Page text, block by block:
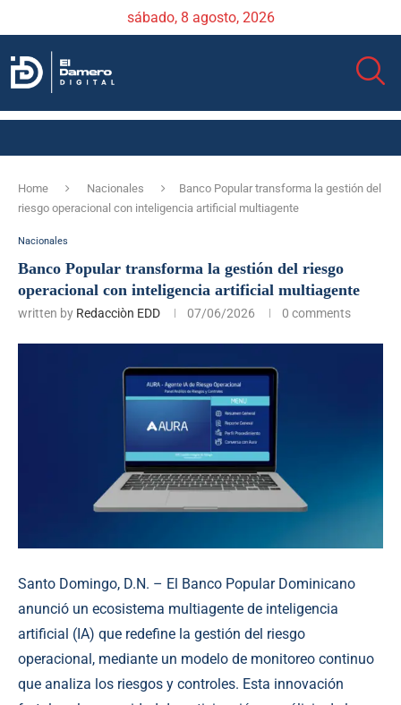
sábado, 8 agosto, 2026
Home Nacionales
Banco Popular transforma la gestión del
riesgo operacional con inteligencia artificial multiagente
Nacionales
Banco Popular transforma la gestión del riesgo
operacional con inteligencia artificial multiagente
written by Redacciòn EDD 07/06/2026 0 comments
Santo Domingo, D.N. – El Banco Popular Dominicano
anunció un ecosistema multiagente de inteligencia
artificial (IA) que redefine la gestión del riesgo
operacional, mediante un modelo de monitoreo continuo
que analiza los riesgos y controles. Esta innovación